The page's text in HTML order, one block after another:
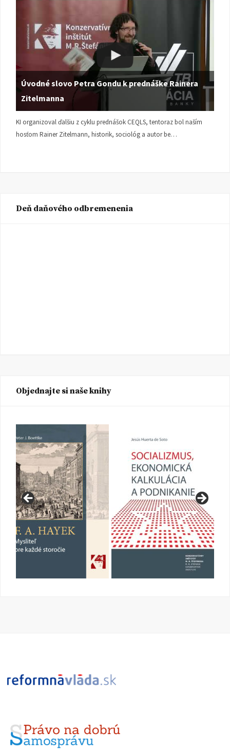
Úvodné slovo Petra Gondu k prednáške Rainera
Zitelmanna
KI organizoval ďalšiu z cyklu prednášok CEQLS, tentoraz bol naším
hosťom Rainer Zitelmann, historik, sociológ a autor be…
Deň daňového odbremenenia
Objednajte si naše knihy